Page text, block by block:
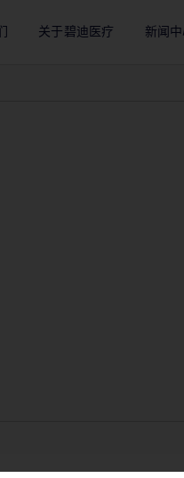
关于碧迪医疗 新闻中